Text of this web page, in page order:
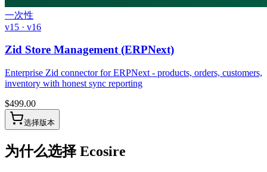
一次性
v15 · v16
Zid Store Management (ERPNext)
Enterprise Zid connector for ERPNext - products, orders, customers,
inventory with honest sync reporting
$499.00
选择版本
为什么选择 Ecosire